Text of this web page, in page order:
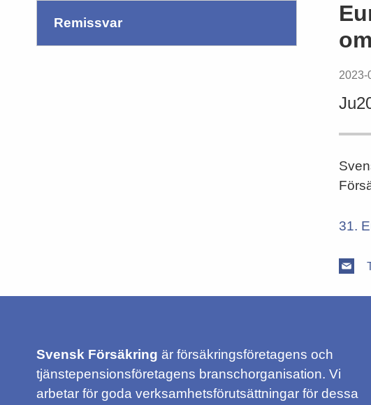
remissvar
2023-
31.
Svensk Försäkring är försäkringsföretagens och
tjänstepensionsföretagens branschorganisation. Vi
arbetar för goda verksamhetsförutsättningar för dessa